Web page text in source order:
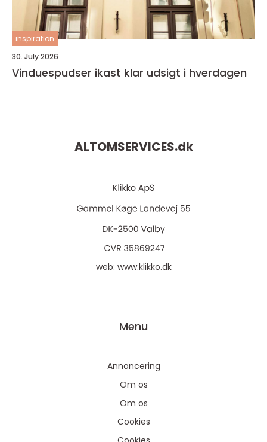
inspiration
30. July 2026
Vinduespudser ikast klar udsigt i hverdagen
ALTOMSERVICES.dk
web: www.klikko.dk
Menu
Annoncering
Om os
Om os
Cookies